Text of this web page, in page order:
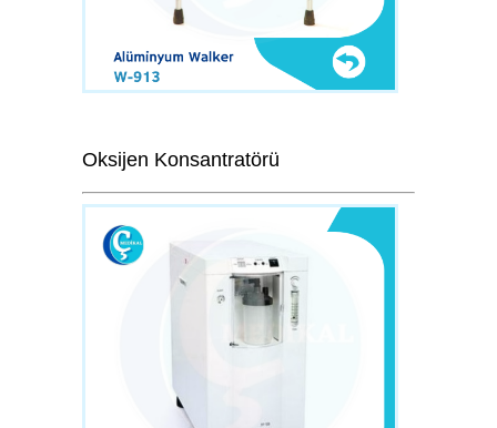
Oksijen Konsantratörü